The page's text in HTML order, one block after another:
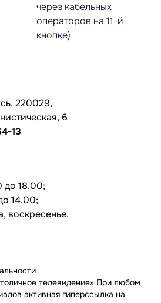
через кабельных
операторов на 11-й
кнопке)
220029,
6
13
до 18.00;
14.00;
воскресенье.
телевидение» При любом
активная гиперссылка на